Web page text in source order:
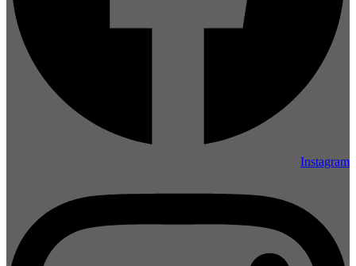
Instagram